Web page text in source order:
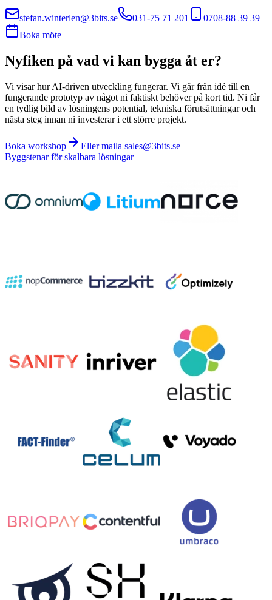
stefan.winterlen@3bits.se 031-75 71 201
0708-88 39 39
Boka möte
Nyfiken på vad vi kan bygga åt er?
Vi visar hur AI-driven utveckling fungerar. Vi går från idé till en
fungerande prototyp av något ni faktiskt behöver på kort tid. Ni får
en tydlig bild av lösningens potential, tekniska förutsättningar och
nästa steg innan ni investerar i ett större projekt.
Boka workshop
Eller maila sales@3bits.se
Byggstenar för skalbara lösningar